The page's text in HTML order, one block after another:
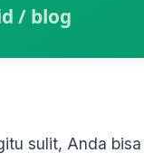
sulit, Anda